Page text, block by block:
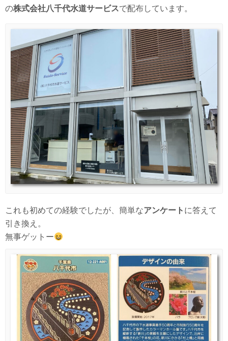
の株式会社八千代水道サービスで配布しています。
これも初めての経験でしたが、簡単なアンケート に答えて
引き換え。
無事ゲットー